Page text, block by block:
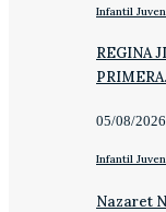
Infantil
REGINA
05/08/2026
Infantil
Nazaret